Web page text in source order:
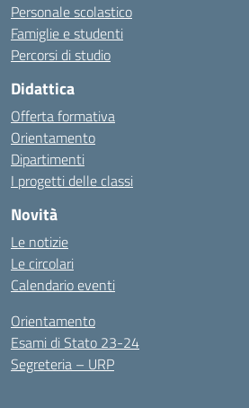
Personale scolastico
Famiglie e studenti
Percorsi di studio
Didattica
Offerta formativa
Orientamento
Dipartimenti
I progetti delle classi
Novità
Le notizie
Le circolari
Calendario eventi
Orientamento
Esami di Stato 23-24
Segreteria – URP